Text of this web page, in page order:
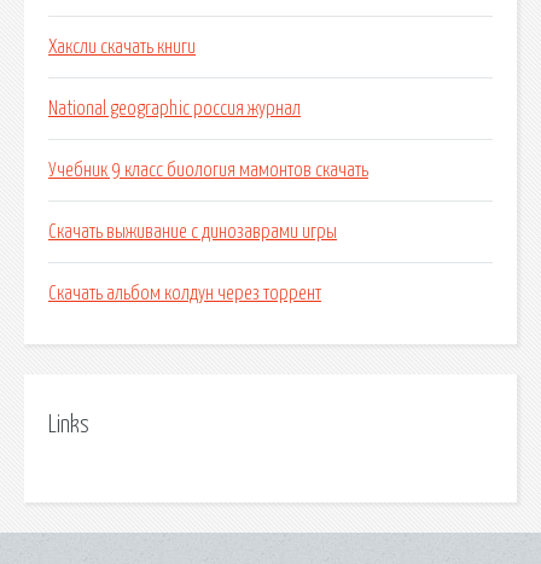
Хаксли скачать книги
National geographic россия журнал
Учебник 9 класс биология мамонтов скачать
Скачать выживание с динозаврами игры
Скачать альбом колдун через торрент
Links